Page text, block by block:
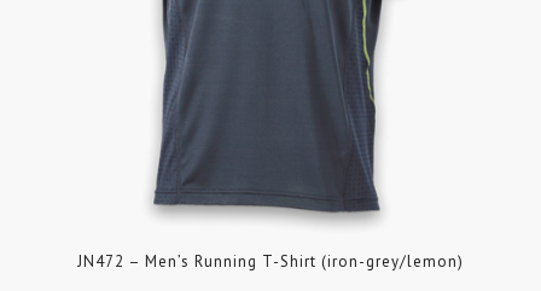
JN472 – Men’s Running T-Shirt (iron-grey/lemon)